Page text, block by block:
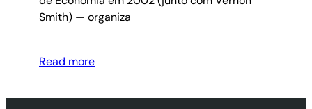
Smith) — organiza
Read more